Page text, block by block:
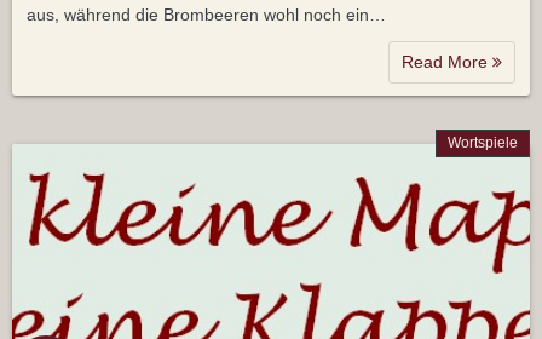
aus, während die Brombeeren wohl noch ein…
Read More
Wortspiele